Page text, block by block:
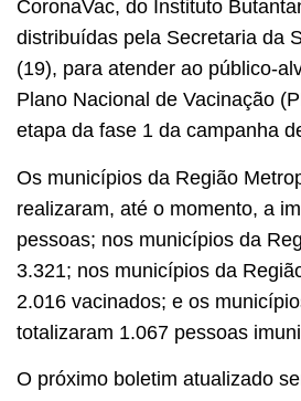
CoronaVac, do Instituto
distribuídas pela Secretaria da
(19), para atender ao público-
Plano Nacional de Vacinação
etapa da fase 1 da campanha
Os municípios da Região
realizaram, até o momento, a
pessoas; nos municípios da
3.321; nos municípios da
2.016 vacinados; e os
totalizaram 1.067 pessoas
O próximo boletim atualizado